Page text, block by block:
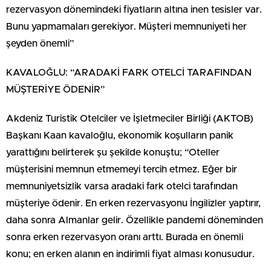
rezervasyon dönemindeki fiyatların altına inen tesisler var.
Bunu yapmamaları gerekiyor. Müşteri memnuniyeti her
şeyden önemli”
KAVALOĞLU: “ARADAKİ FARK OTELCİ TARAFINDAN
MÜŞTERİYE ÖDENİR”
Akdeniz Turistik Otelciler ve İşletmeciler Birliği (AKTOB)
Başkanı Kaan kavaloğlu, ekonomik koşulların panik
yarattığını belirterek şu şekilde konuştu; “Oteller
müşterisini memnun etmemeyi tercih etmez. Eğer bir
memnuniyetsizlik varsa aradaki fark otelci tarafından
müşteriye ödenir. En erken rezervasyonu İngilizler yaptırır,
daha sonra Almanlar gelir. Özellikle pandemi döneminden
sonra erken rezervasyon oranı arttı. Burada en önemli
konu; en erken alanın en indirimli fiyat alması konusudur.